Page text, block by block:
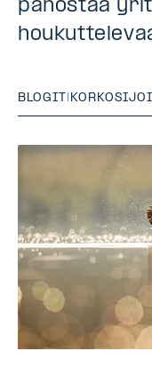
panostaa
BLOGIT |